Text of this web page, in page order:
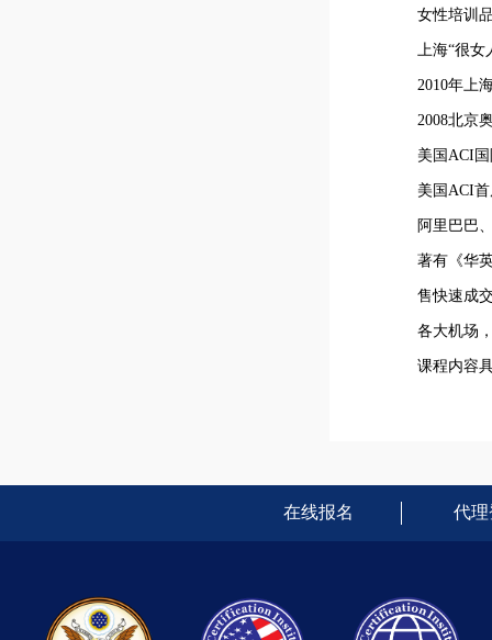
女性培训
上海“很女
2010年上
2008北京
美国ACI
美国ACI
阿里巴巴
著有《华
售快速成
各大机场
课程内容
在线报名 代